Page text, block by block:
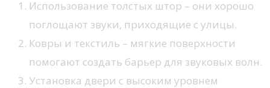
Использование толстых штор – они хорошо
поглощают звуки, приходящие с улицы.
Ковры и текстиль – мягкие поверхности
помогают создать барьер для звуковых волн.
Установка двери с высоким уровнем